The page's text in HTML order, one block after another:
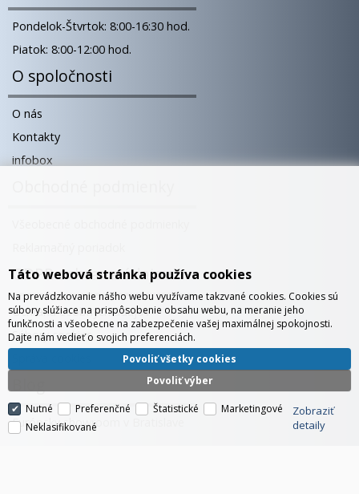
Pondelok-Štvrtok: 8:00-16:30 hod.
Piatok: 8:00-12:00 hod.
O spoločnosti
O nás
Kontakty
infobox
GDPR ochrana údajov
Ochrana osobných údajov
Súbory cookies
Európsky showroom v Bratislave
Táto webová stránka používa cookies
Na prevádzkovanie nášho webu využívame takzvané cookies. Cookies sú
súbory slúžiace na prispôsobenie obsahu webu, na meranie jeho
funkčnosti a všeobecne na zabezpečenie vašej maximálnej spokojnosti.
Dajte nám vedieť o svojich preferenciách.
Povoliť výber
Povoliť všetky cookies
Nutné Preferenčné Štatistické
Marketingové
Neklasifikované
Zobraziť
detaily